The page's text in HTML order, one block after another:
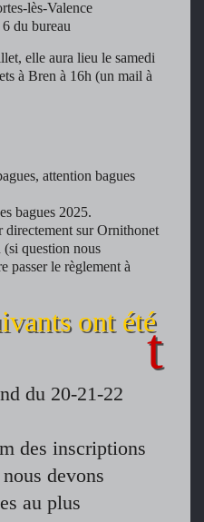
lès-Valence
du bureau
elle aura lieu le samedi
à Bren à 16h (un mail à
attention bagues
bagues 2025.
directement sur Ornithonet
question nous
passer le règlement à
ont été
du 20-21-22
des inscriptions
devons
au plus